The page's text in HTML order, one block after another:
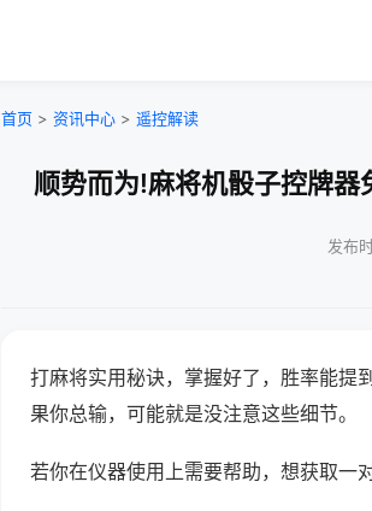
首页 > 资讯中心 > 遥控解读
顺势而为!麻将机骰子控牌
发布
打麻将实用秘诀，掌握好了，胜率能提
果你总输，可能就是没注意这些细节。
若你在仪器使用上需要帮助，想获取一